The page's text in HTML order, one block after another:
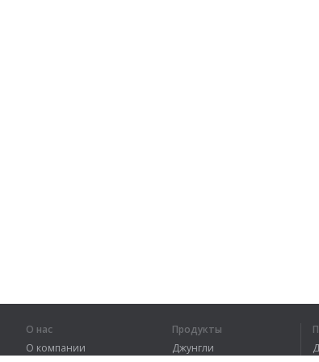
О нас
О компании
Продукты
Джунгли